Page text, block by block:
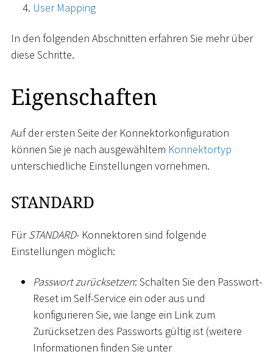
User Mapping
In den folgenden Abschnitten erfahren Sie mehr über
diese Schritte.
Eigenschaften
Auf der ersten Seite der Konnektorkonfiguration
können Sie je nach ausgewähltem Konnektortyp
unterschiedliche Einstellungen vornehmen.
STANDARD
FürSTANDARD- Konnektoren sind folgende
Einstellungen möglich:
Passwort zurücksetzen: Schalten Sie den Passwort-
Reset im Self-Service ein oder aus und
konfigurieren Sie, wie lange ein Link zum
Zurücksetzen des Passworts gültig ist (weitere
Informationen finden Sie unter